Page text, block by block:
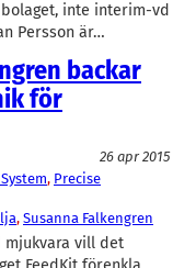
inte interim-vd
Persson är…
backar
för
26 apr 2015
System, Precise
, Susanna Falkengren
mjukvara vill det